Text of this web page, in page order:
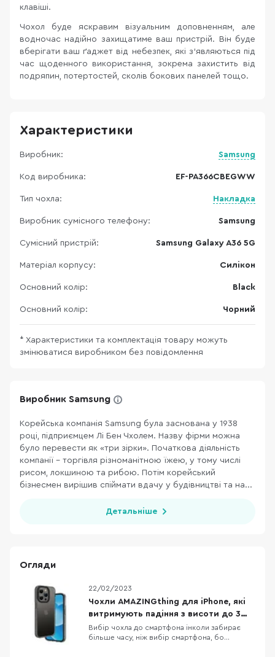
клавіші.
Чохол буде яскравим візуальним доповненням, але
водночас надійно захищатиме ваш пристрій. Він буде
вберігати ваш ґаджет від небезпек, які з'являються під
час щоденного використання, зокрема захистить від
подряпин, потертостей, сколів бокових панелей тощо.
Характеристики
Виробник: Samsung
Код виробника: EF-PA366CBEGWW
Тип чохла: Накладка
Виробник сумісного телефону: Samsung
Сумісний пристрій: Samsung Galaxy A36 5G
Матеріал корпусу: Силікон
Основний колір: Black
Основний колір: Чорний
* Характеристики та комплектація товару можуть
змінюватися виробником без повідомлення
Виробник Samsung
Корейська компанія Samsung була заснована у 1938
році, підприємцем Лі Бен Чхолем. Назву фірми можна
було перевести як «три зірки». Початкова діяльність
компанії – торгівля різноманітною їжею, у тому числі
рисом, локшиною та рибою. Потім корейський
бізнесмен вирішив спіймати вдачу у будівництві та на...
Детальніше
Огляди
22/02/2023
Чохли AMAZINGthing для iPhone, які
витримують падіння з висоти до 3
метрів
Вибір чохла до смартфона інколи забирає
більше часу, ніж вибір смартфона, бо